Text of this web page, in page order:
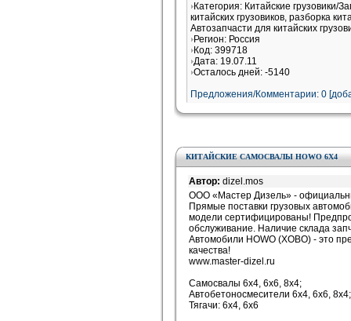
Категория: Китайские грузовики/
китайских грузовиков, разборка
Автозапчасти для китайских
Регион: Россия
Код: 399718
Дата: 19.07.11
Осталось дней: -5140
Предложения/Комментарии: 0
КИТАЙСКИЕ САМОСВАЛЫ HOWO 6Х4
Автор: dizel.mos
ООО «Мастер Дизель» -
Прямые поставки грузовых
модели сертифицированы!
обслуживание. Наличие склада
Автомобили HOWO (ХОВО) - это
качества!
www.master-dizel.ru
Самосвалы 6х4, 6х6, 8х4;
Автобетоносмесители 6х4, 6х6, 8х4;
Тягачи: 6х4, 6х6